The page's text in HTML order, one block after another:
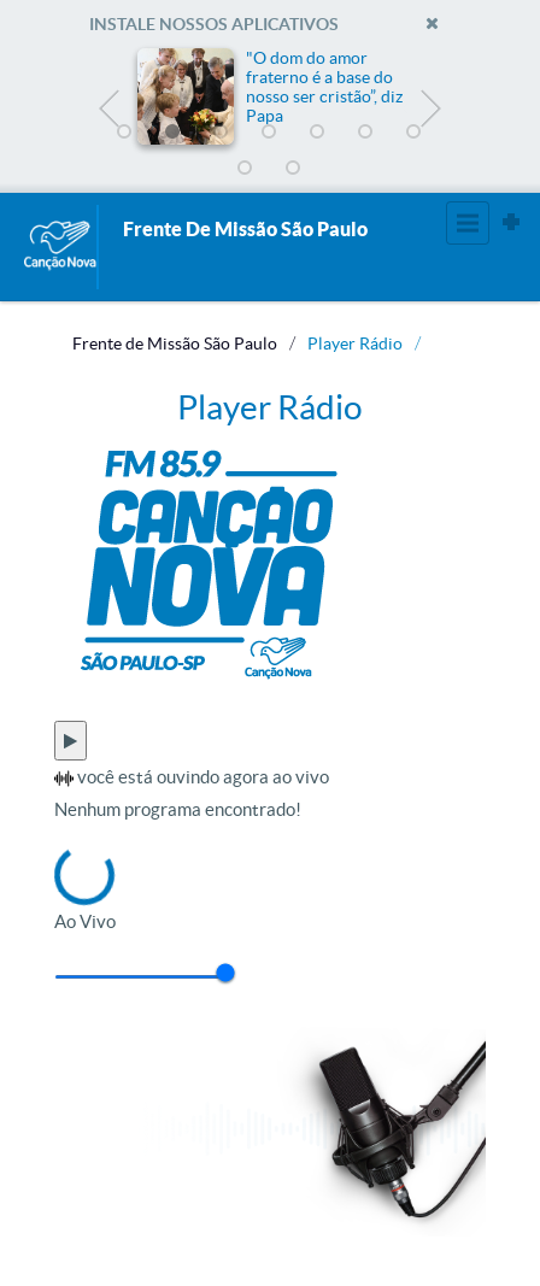
INSTALE NOSSOS APLICATIVOS
"O dom do amor
fraterno é a base do
nosso ser cristão”, diz
Papa
Frente De Missão São Paulo
Frente de Missão São Paulo Player Rádio
Player Rádio
você está ouvindo agora ao vivo
Nenhum programa encontrado!
Ao Vivo